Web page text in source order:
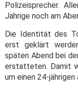
Polizeisprecher.
Jährige noch am
Die Identität des
erst geklärt
späten Abend bei
erstatteten. Damit
um einen 24-